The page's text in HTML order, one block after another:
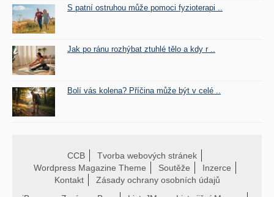
S patní ostruhou může pomoci fyzioterapi ..
Jak po ránu rozhýbat ztuhlé tělo a kdy r ..
Bolí vás kolena? Příčina může být v celé ..
CCB
Tvorba webových stránek
Wordpress Magazine Theme
Soutěže
Inzerce
Kontakt
Zásady ochrany osobních údajů